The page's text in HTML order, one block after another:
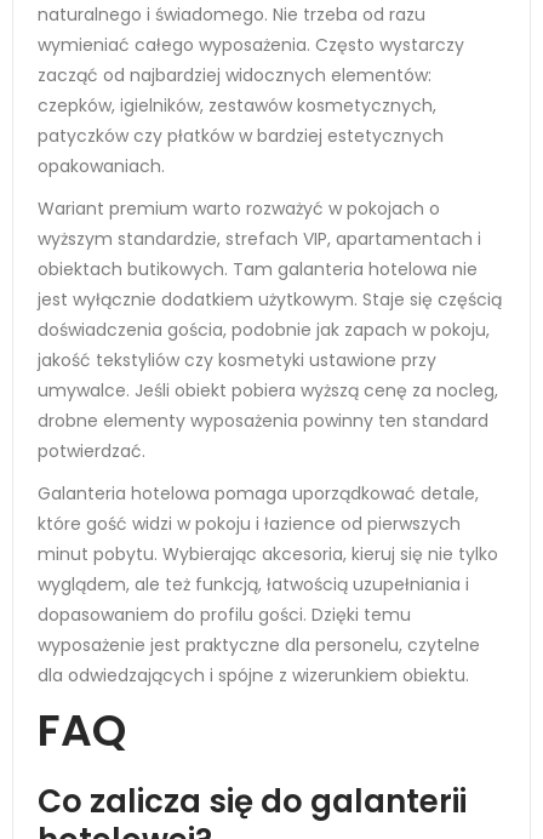
naturalnego i świadomego. Nie trzeba od razu
wymieniać całego wyposażenia. Często wystarczy
zacząć od najbardziej widocznych elementów:
czepków, igielników, zestawów kosmetycznych,
patyczków czy płatków w bardziej estetycznych
opakowaniach.
Wariant premium warto rozważyć w pokojach o
wyższym standardzie, strefach VIP, apartamentach i
obiektach butikowych. Tam galanteria hotelowa nie
jest wyłącznie dodatkiem użytkowym. Staje się częścią
doświadczenia gościa, podobnie jak zapach w pokoju,
jakość tekstyliów czy kosmetyki ustawione przy
umywalce. Jeśli obiekt pobiera wyższą cenę za nocleg,
drobne elementy wyposażenia powinny ten standard
potwierdzać.
Galanteria hotelowa pomaga uporządkować detale,
które gość widzi w pokoju i łazience od pierwszych
minut pobytu. Wybierając akcesoria, kieruj się nie tylko
wyglądem, ale też funkcją, łatwością uzupełniania i
dopasowaniem do profilu gości. Dzięki temu
wyposażenie jest praktyczne dla personelu, czytelne
dla odwiedzających i spójne z wizerunkiem obiektu.
FAQ
Co zalicza się do galanterii